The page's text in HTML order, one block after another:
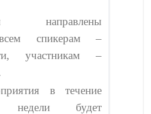
направлены
спикерам –
участникам –
в течение
недели будет